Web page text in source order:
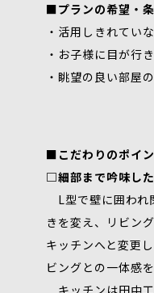
■プランの希望・
・活用しきれてい
・お子様に目が行
・眺望の良い部屋
■こだわりのポイ
□細部まで吟味し
L型で壁に囲われ
きを変え、リビン
キッチンへと変更
ビングとの一体感